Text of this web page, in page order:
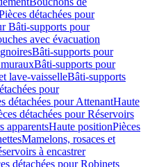
détachées pour
Bâti-supports pour
avec évacuation
Bâti-supports pour
Bâti-supports pour
lave-vaisselleBâti-supports
pour
détachées pour AttenantHaute
détachées pour Réservoirs
apparentsHaute positionPièces
Mamelons, rosaces et
à encastrer
détachées pour Robinets